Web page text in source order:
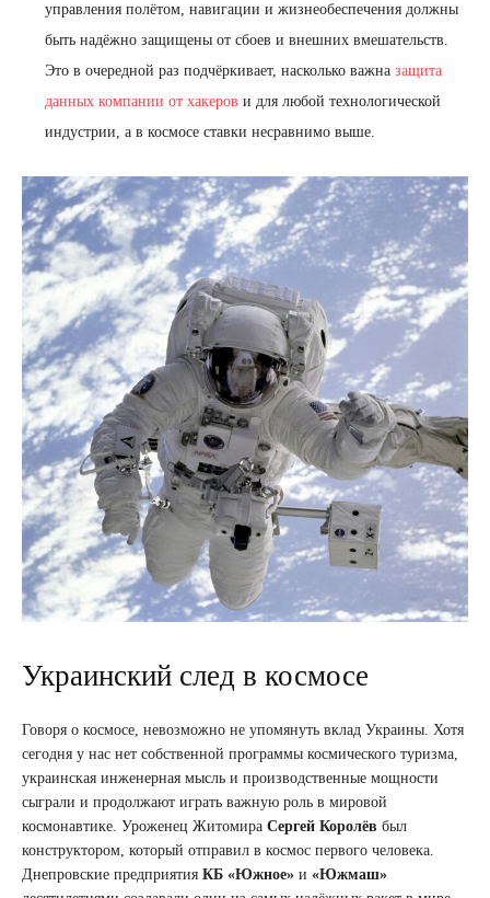
управления полётом, навигации и жизнеобеспечения должны
быть надёжно защищены от сбоев и внешних вмешательств.
Это в очередной раз подчёркивает, насколько важна защита
данных компании от хакеров и для любой технологической
индустрии, а в космосе ставки несравнимо выше.
Украинский след в космосе
Говоря о космосе, невозможно не упомянуть вклад Украины. Хотя
сегодня у нас нет собственной программы космического туризма,
украинская инженерная мысль и производственные мощности
сыграли и продолжают играть важную роль в мировой
космонавтике. Уроженец Житомира Сергей Королёв был
конструктором, который отправил в космос первого человека.
Днепровские предприятия КБ «Южное» и «Южмаш»